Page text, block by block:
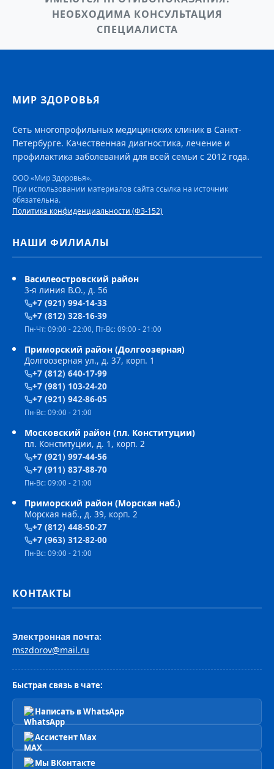
НЕОБХОДИМА КОНСУЛЬТАЦИЯ
СПЕЦИАЛИСТА
МИР ЗДОРОВЬЯ
Сеть многопрофильных медицинских клиник в Санкт-
Петербурге. Качественная диагностика, лечение и
профилактика заболеваний для всей семьи с 2012 года.
ООО «Мир Здоровья».
При использовании материалов сайта ссылка на источник
обязательна.
Политика конфиденциальности (ФЗ-152)
НАШИ ФИЛИАЛЫ
Василеостровский район
3-я линия В.О., д. 56
+7 (921) 994-14-33
+7 (812) 328-16-39
Пн-Чт: 09:00 - 22:00, Пт-Вс: 09:00 - 21:00
Приморский район (Долгоозерная)
Долгоозерная ул., д. 37, корп. 1
+7 (812) 640-17-99
+7 (981) 103-24-20
+7 (921) 942-86-05
Пн-Вс: 09:00 - 21:00
Московский район (пл. Конституции)
пл. Конституции, д. 1, корп. 2
+7 (921) 997-44-56
+7 (911) 837-88-70
Пн-Вс: 09:00 - 21:00
Приморский район (Морская наб.)
Морская наб., д. 39, корп. 2
+7 (812) 448-50-27
+7 (963) 312-82-00
Пн-Вс: 09:00 - 21:00
КОНТАКТЫ
Электронная почта:
mszdorov@mail.ru
Быстрая связь в чате:
Написать в WhatsApp
Ассистент Max
Мы ВКонтакте